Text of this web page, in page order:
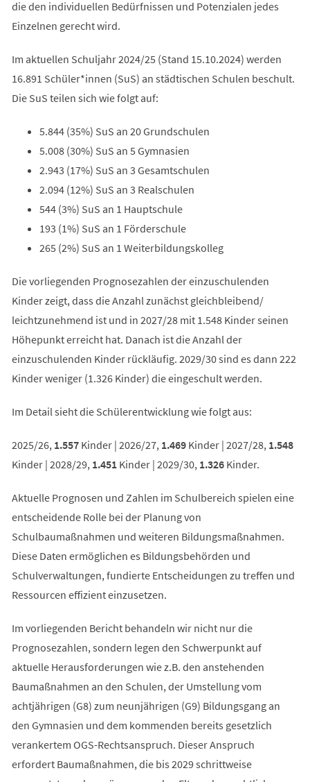
die den individuellen Bedürfnissen und Potenzialen jedes
Einzelnen gerecht wird.
Im aktuellen Schuljahr 2024/25 (Stand 15.10.2024) werden
16.891 Schüler*innen (SuS) an städtischen Schulen beschult.
Die SuS teilen sich wie folgt auf:
5.844 (35%) SuS an 20 Grundschulen
5.008 (30%) SuS an 5 Gymnasien
2.943 (17%) SuS an 3 Gesamtschulen
2.094 (12%) SuS an 3 Realschulen
544 (3%) SuS an 1 Hauptschule
193 (1%) SuS an 1 Förderschule
265 (2%) SuS an 1 Weiterbildungskolleg
Die vorliegenden Prognosezahlen der einzuschulenden
Kinder zeigt, dass die Anzahl zunächst gleichbleibend/
leichtzunehmend ist und in 2027/28 mit 1.548 Kinder seinen
Höhepunkt erreicht hat. Danach ist die Anzahl der
einzuschulenden Kinder rückläufig. 2029/30 sind es dann 222
Kinder weniger (1.326 Kinder) die eingeschult werden.
Im Detail sieht die Schülerentwicklung wie folgt aus:
2025/26, 1.557Kinder | 2026/27, 1.469Kinder | 2027/28, 1.548
Kinder | 2028/29, 1.451Kinder | 2029/30, 1.326Kinder.
Aktuelle Prognosen und Zahlen im Schulbereich spielen eine
entscheidende Rolle bei der Planung von
Schulbaumaßnahmen und weiteren Bildungsmaßnahmen.
Diese Daten ermöglichen es Bildungsbehörden und
Schulverwaltungen, fundierte Entscheidungen zu treffen und
Ressourcen effizient einzusetzen.
Im vorliegenden Bericht behandeln wir nicht nur die
Prognosezahlen, sondern legen den Schwerpunkt auf
aktuelle Herausforderungen wie z.B. den anstehenden
Baumaßnahmen an den Schulen, der Umstellung vom
achtjährigen (G8) zum neunjährigen (G9) Bildungsgang an
den Gymnasien und dem kommenden bereits gesetzlich
verankertem OGS-Rechtsanspruch. Dieser Anspruch
erfordert Baumaßnahmen, die bis 2029 schrittweise